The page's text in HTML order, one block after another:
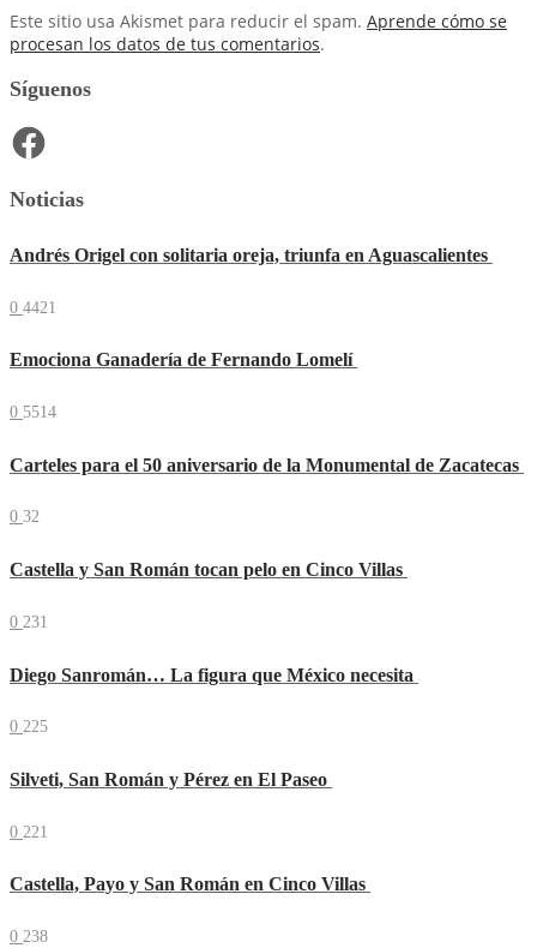
Este sitio usa Akismet para reducir el spam. Aprende cómo se
procesan los datos de tus comentarios.
Síguenos
Facebook
Noticias
Andrés Origel con solitaria oreja, triunfa en Aguascalientes
0 4421
Emociona Ganadería de Fernando Lomelí
0 5514
Carteles para el 50 aniversario de la Monumental de Zacatecas
0 32
Castella y San Román tocan pelo en Cinco Villas
0 231
Diego Sanromán… La figura que México necesita
0 225
Silveti, San Román y Pérez en El Paseo
0 221
Castella, Payo y San Román en Cinco Villas
0 238